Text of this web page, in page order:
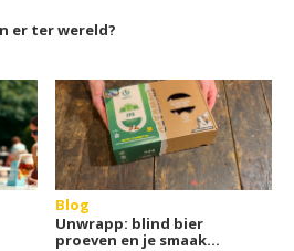
er ter wereld?
Blog
Unwrapp: blind bier
proeven en je smaak